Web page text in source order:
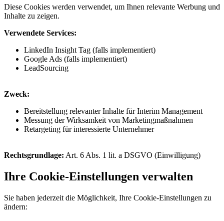
Diese Cookies werden verwendet, um Ihnen relevante Werbung und
Inhalte zu zeigen.
Verwendete Services:
LinkedIn Insight Tag (falls implementiert)
Google Ads (falls implementiert)
LeadSourcing
Zweck:
Bereitstellung relevanter Inhalte für Interim Management
Messung der Wirksamkeit von Marketingmaßnahmen
Retargeting für interessierte Unternehmer
Rechtsgrundlage: Art. 6 Abs. 1 lit. a DSGVO (Einwilligung)
Ihre Cookie-Einstellungen verwalten
Sie haben jederzeit die Möglichkeit, Ihre Cookie-Einstellungen zu
ändern: